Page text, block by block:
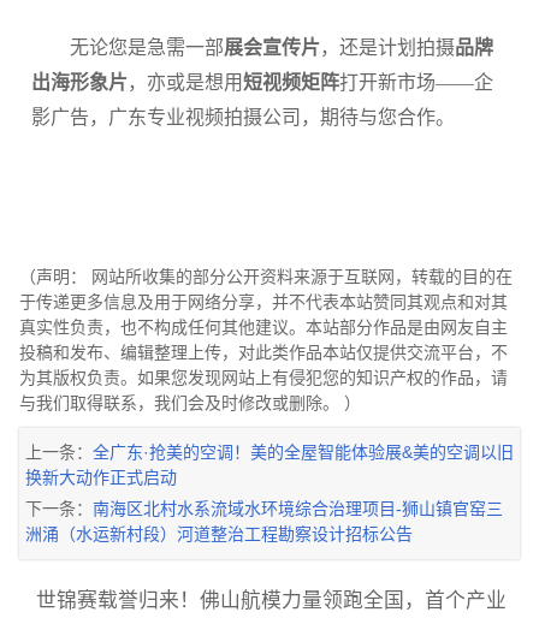
无论您是急需一部展会宣传片 ，还是计划拍摄品牌
出海形象片 ，亦或是想用短视频矩阵打开新市场——企
影广告，广东专业视频拍摄公司，期待与您合作。
（声明： 网站所收集的部分公开资料来源于互联网，转载的目的在
于传递更多信息及用于网络分享，并不代表本站赞同其观点和对其
真实性负责，也不构成任何其他建议。本站部分作品是由网友自主
投稿和发布、编辑整理上传，对此类作品本站仅提供交流平台，不
为其版权负责。如果您发现网站上有侵犯您的知识产权的作品，请
与我们取得联系，我们会及时修改或删除。 ）
上一条： 全广东·抢美的空调！美的全屋智能体验展&美的空调以旧
换新大动作正式启动
下一条： 南海区北村水系流域水环境综合治理项目-狮山镇官窑三
洲涌（水运新村段）河道整治工程勘察设计招标公告
世锦赛载誉归来！佛山航模力量领跑全国，首个产业